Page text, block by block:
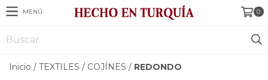
MENÚ 0
Inicio / TEXTILES / COJÍNES / REDONDO